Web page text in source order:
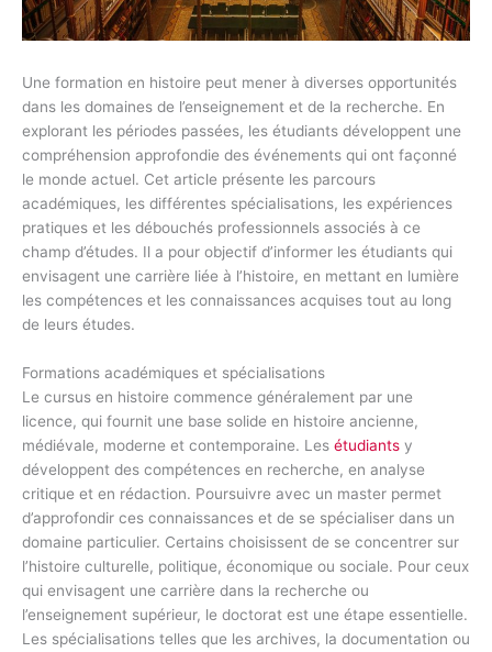
Une formation en histoire peut mener à diverses opportunités
dans les domaines de l’enseignement et de la recherche. En
explorant les périodes passées, les étudiants développent une
compréhension approfondie des événements qui ont façonné
le monde actuel. Cet article présente les parcours
académiques, les différentes spécialisations, les expériences
pratiques et les débouchés professionnels associés à ce
champ d’études. Il a pour objectif d’informer les étudiants qui
envisagent une carrière liée à l’histoire, en mettant en lumière
les compétences et les connaissances acquises tout au long
de leurs études.
Formations académiques et spécialisations
Le cursus en histoire commence généralement par une
licence, qui fournit une base solide en histoire ancienne,
médiévale, moderne et contemporaine. Les étudiants y
développent des compétences en recherche, en analyse
critique et en rédaction. Poursuivre avec un master permet
d’approfondir ces connaissances et de se spécialiser dans un
domaine particulier. Certains choisissent de se concentrer sur
l’histoire culturelle, politique, économique ou sociale. Pour ceux
qui envisagent une carrière dans la recherche ou
l’enseignement supérieur, le doctorat est une étape essentielle.
Les spécialisations telles que les archives, la documentation ou